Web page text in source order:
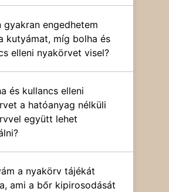
gyakran engedhetem
kutyámat, míg bolha és
elleni nyakörvet visel?
és kullancs elleni
a hatóanyag nélküli
együtt lehet
a nyakörv tájékát
ami a bőr kipirosodását